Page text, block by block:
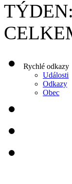
TÝDEN:
Rychlé odkazy
Události
Odkazy
Obec